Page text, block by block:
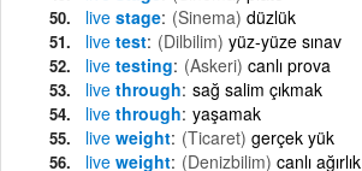
live stage (Sinema) düzlük
live test (Dilbilim) yüz-yüze sınav
live testing (Askeri) canlı prova
live through sağ salim çıkmak
live through yaşamak
live weight (Ticaret) gerçek yük
live weight (Denizbilim) canlı ağırlık